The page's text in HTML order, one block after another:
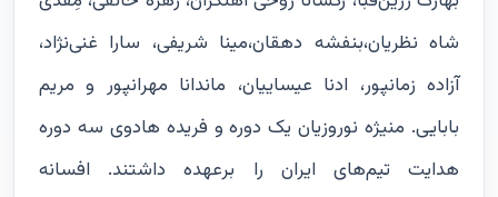
شاه نظریان،بنفشه دهقان،مینا شریفی، سارا غنی‌نژاد،
آزاده زمانپور، ادنا عیساییان، ماندانا مهرانپور و مریم
بابایی. منیژه نوروزیان یک دوره و فریده هادوی سه دوره
هدایت تیم‌های ایران را برعهده داشتند. افسانه